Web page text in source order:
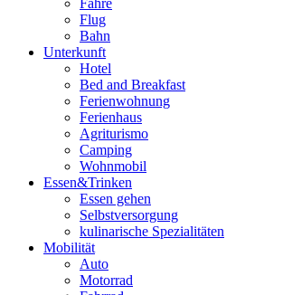
Fähre
Flug
Bahn
Unterkunft
Hotel
Bed and Breakfast
Ferienwohnung
Ferienhaus
Agriturismo
Camping
Wohnmobil
Essen&Trinken
Essen gehen
Selbstversorgung
kulinarische Spezialitäten
Mobilität
Auto
Motorrad